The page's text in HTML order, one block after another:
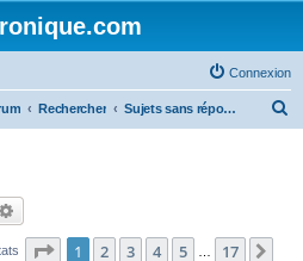
Connexion
Rechercher Sujets sans réponse
Page 1sur17
1 2 3 4 5 17